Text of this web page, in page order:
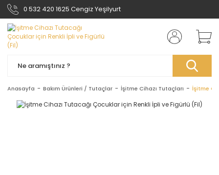
0 532 420 1625 Cengiz Yeşilyurt
Anasayfa Bakım Ürünleri / Tutaçlar İşitme Cihazı Tutaçları İşitme